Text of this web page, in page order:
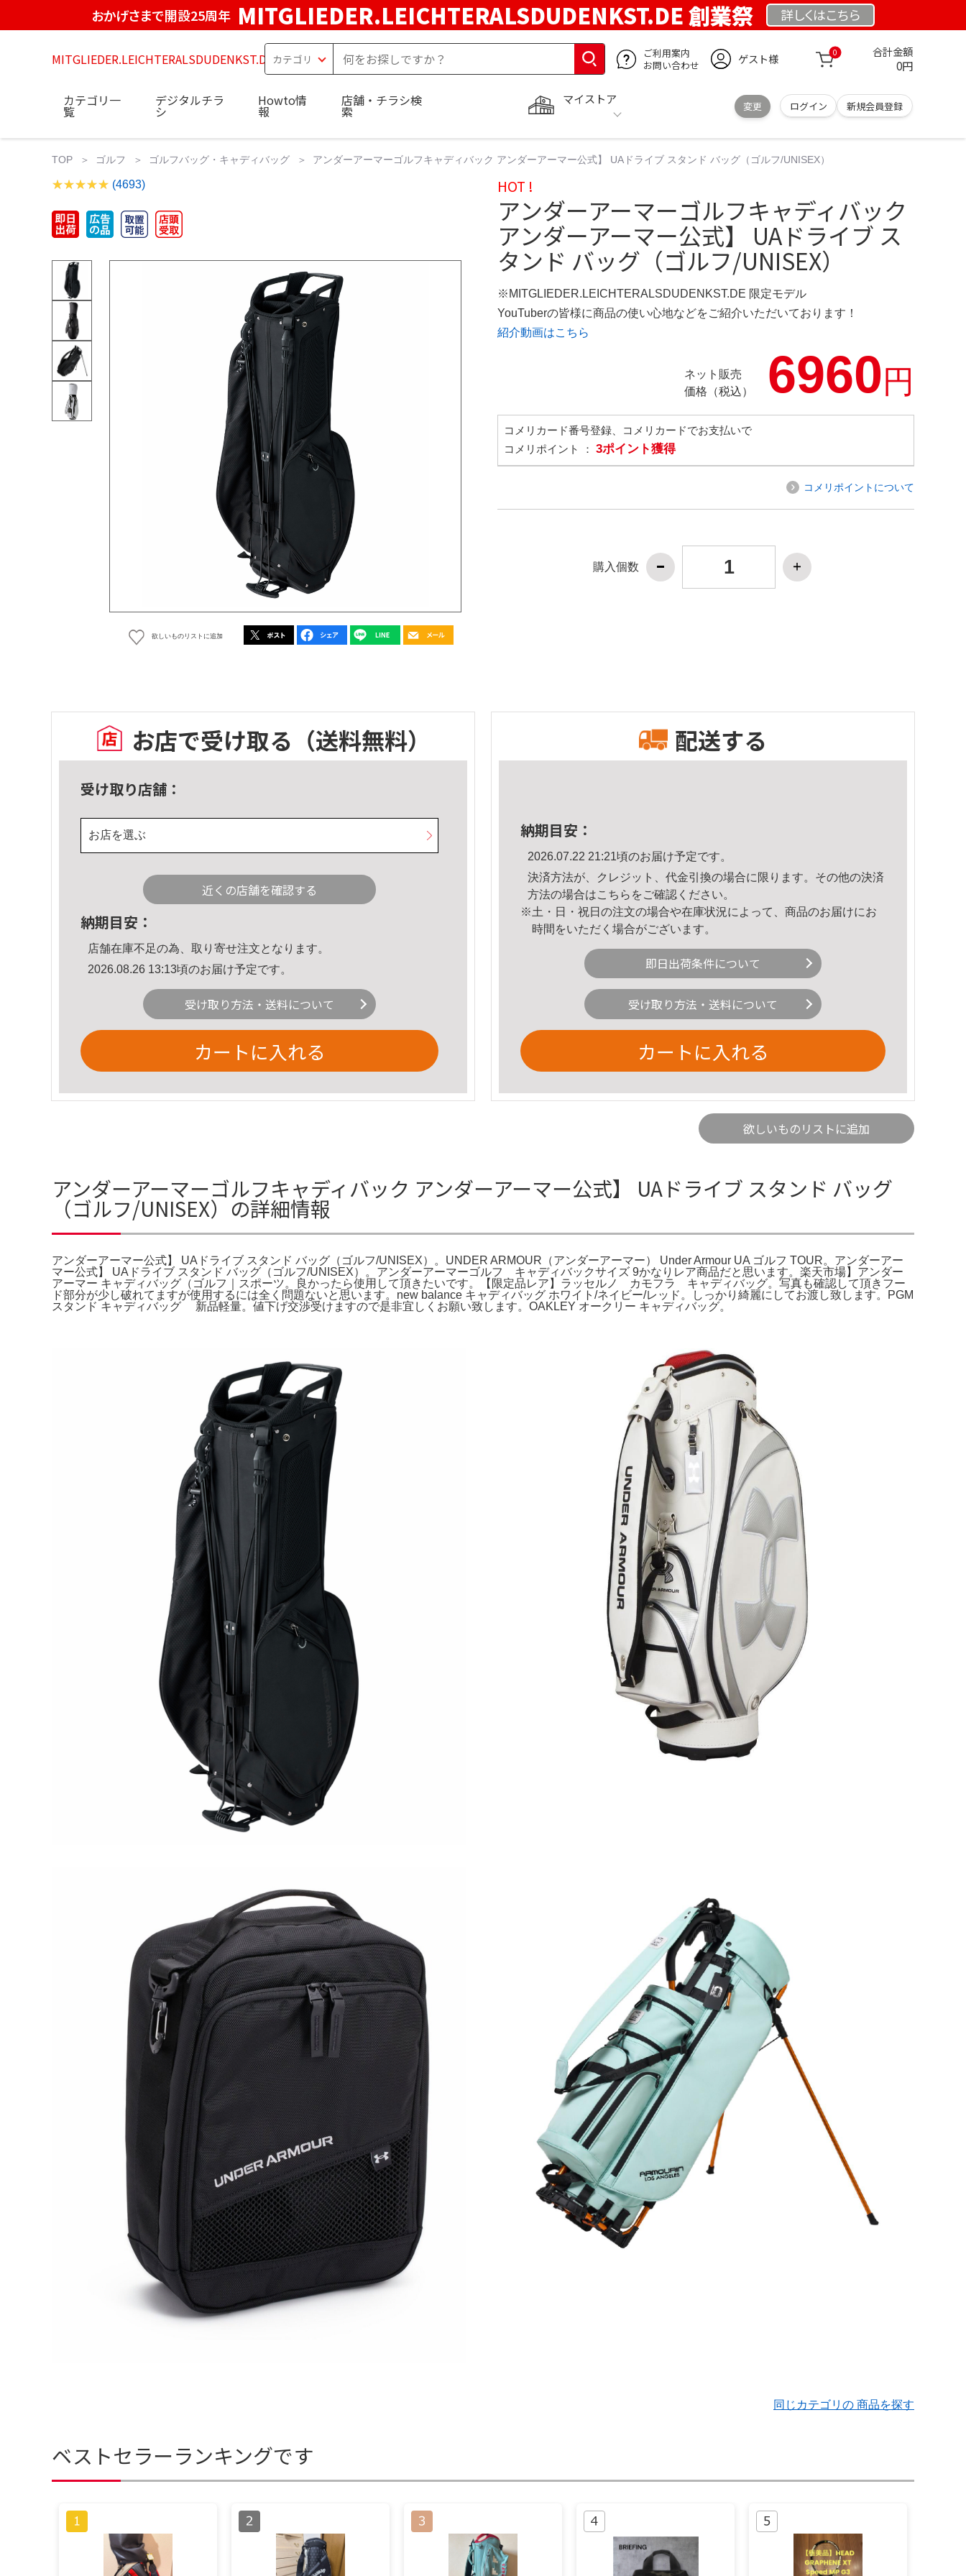
おかげさまで開設25周年 MITGLIEDER.LEICHTERALSDUDENKST.DE 創業祭 詳しくはこちら
MITGLIEDER.LEICHTERALSDUDENKST.DE
ご利用案内
お問い合わせ
ゲスト様 0 合計金額
0円
マイストア
変更 ログイン 新規会員登録
カテゴリ一
覧
デジタルチラ
シ
Howto情
報
店舗・チラシ検
索
TOP ゴルフ ゴルフバッグ・キャディバッグ アンダーアーマーゴルフキャディバック アンダーアーマー公式】 UAドライブ スタンド バッグ（ゴルフ/UNISEX）
(4693)
欲しいものリストに追加
HOT !
アンダーアーマーゴルフキャディバック
アンダーアーマー公式】 UAドライブ ス
タンド バッグ（ゴルフ/UNISEX）
※MITGLIEDER.LEICHTERALSDUDENKST.DE 限定モデル
YouTuberの皆様に商品の使い心地などをご紹介いただいております！
紹介動画はこちら
ネット販売
価格（税込）
6960円
コメリカード番号登録、コメリカードでお支払いで
コメリポイント ： 3ポイント獲得
コメリポイントについて
購入個数
お店で受け取る （送料無料）
受け取り店舗：
お店を選ぶ
近くの店舗を確認する
納期目安：
店舗在庫不足の為、取り寄せ注文となります。
2026.08.26 13:13頃のお届け予定です。
受け取り方法・送料について
カートに入れる
配送する
納期目安：
2026.07.22 21:21頃のお届け予定です。
決済方法が、クレジット、代金引換の場合に限ります。その他の決済
方法の場合はこちら をご確認ください。
※土・日・祝日の注文の場合や在庫状況によって、商品のお届けにお
時間をいただく場合がございます。
即日出荷条件について
受け取り方法・送料について
カートに入れる
欲しいものリストに追加
アンダーアーマーゴルフキャディバック アンダーアーマー公式】 UAドライブ スタンド バッグ
（ゴルフ/UNISEX）の詳細情報
アンダーアーマー公式】 UAドライブ スタンド バッグ（ゴルフ/UNISEX）。UNDER ARMOUR（アンダーアーマー） Under Armour UA ゴルフ TOUR。アンダーアー
マー公式】 UAドライブ スタンド バッグ（ゴルフ/UNISEX）。アンダーアーマーゴルフ キャディバックサイズ 9かなりレア商品だと思います。楽天市場】アンダー
アーマー キャディバッグ（ゴルフ｜スポーツ。良かったら使用して頂きたいです。【限定品レア】ラッセルノ カモフラ キャディバッグ。写真も確認して頂きフー
ド部分が少し破れてますが使用するには全く問題ないと思います。new balance キャディバッグ ホワイト/ネイビー/レッド。しっかり綺麗にしてお渡し致します。PGM
スタンド キャディバッグ 新品軽量。値下げ交渉受けますので是非宜しくお願い致します。OAKLEY オークリー キャディバッグ。
同じカテゴリの 商品を探す
ベストセラーランキングです